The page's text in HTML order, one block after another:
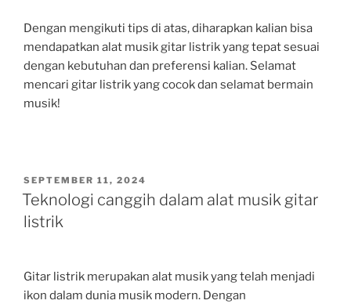
Dengan mengikuti tips di atas, diharapkan kalian bisa
mendapatkan alat musik gitar listrik yang tepat sesuai
dengan kebutuhan dan preferensi kalian. Selamat
mencari gitar listrik yang cocok dan selamat bermain
musik!
POSTED
ON
SEPTEMBER 11, 2024
Teknologi canggih dalam alat musik gitar
listrik
Gitar listrik merupakan alat musik yang telah menjadi
ikon dalam dunia musik modern. Dengan